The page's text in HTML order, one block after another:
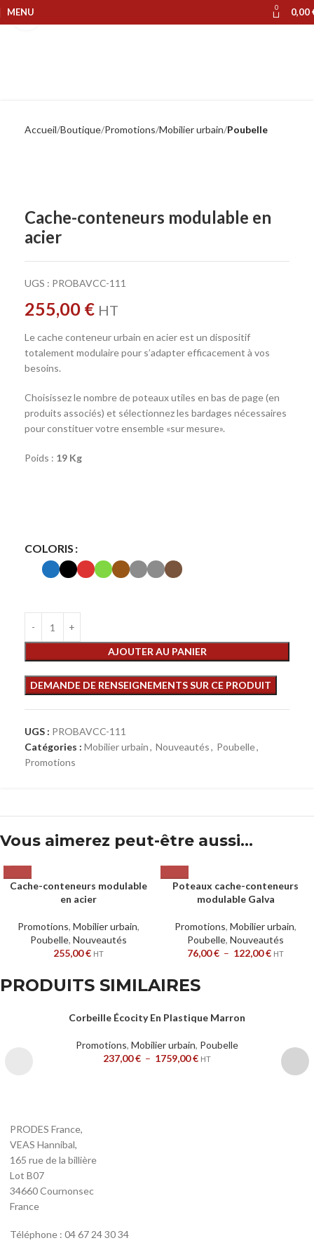
MENU 0 0,00
Accueil Boutique Promotions Mobilier urbain Poubelle
Cache-conteneurs modulable en
acier
UGS : PROBAVCC-111
255,00 € HT
Le cache conteneur urbain en acier est un dispositif
totalement modulaire pour s’adapter efficacement à vos
besoins.
Choisissez le nombre de poteaux utiles en bas de page (en
produits associés) et sélectionnez les bardages nécessaires
pour constituer votre ensemble «sur mesure».
Poids : 19 Kg
COLORIS
AJOUTER AU PANIER
UGS : PROBAVCC-111
Catégories : Mobilier urbain, Nouveautés, Poubelle,
Promotions
Vous aimerez peut-être aussi…
Cache-conteneurs modulable
en acier
Promotions, Mobilier urbain,
Poubelle, Nouveautés
255,00€ HT
Poteaux cache-conteneurs
modulable Galva
Promotions, Mobilier urbain,
Poubelle, Nouveautés
76,00€ – 122,00€ HT
PRODUITS SIMILAIRES
Corbeille Écocity En Plastique Marron
Promotions, Mobilier urbain, Poubelle
237,00€ – 1759,00€ HT
PRODES France,
VEAS Hannibal,
165 rue de la billière
Lot B07
34660 Cournonsec
France
Téléphone : 04 67 24 30 34